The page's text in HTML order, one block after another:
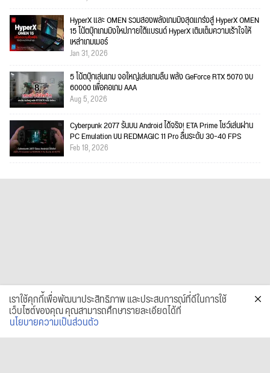
HyperX และ OMEN รวมสองพลังเกมมิงสุดแกร่งสู่ HyperX OMEN
15 โน้ตบุ๊กเกมมิงใหม่ภายใต้แบรนด์ HyperX เติมเต็มความเร้าใจให้
เหล่าเกมเมอร์
Jan 31, 2026
5 โน้ตบุ๊กเล่นเกม จอใหญ่เล่นเกมลื่น พลัง GeForce RTX 5070 งบ
60000 เพื่อคอเกม AAA
Aug 5, 2026
Cyberpunk 2077 รันบน Android ได้จริง! ETA Prime โชว์เล่นผ่าน
PC Emulation บน REDMAGIC 11 Pro ลื่นระดับ 30–40 FPS
Feb 18, 2026
เราใช้คุกกี้เพื่อพัฒนาประสิทธิภาพ และประสบการณ์ที่ดีในการใช้
เว็บไซต์ของคุณ คุณสามารถศึกษารายละเอียดได้ที่
นโยบายความเป็นส่วนตัว